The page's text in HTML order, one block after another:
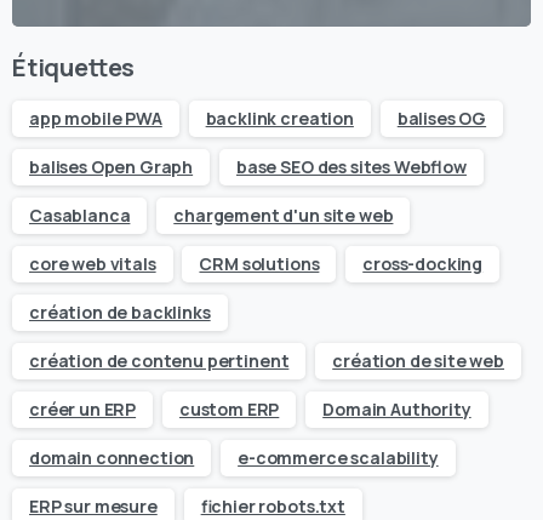
Étiquettes
app mobile PWA backlink creation balises OG
balises Open Graph base SEO des sites Webflow
Casablanca chargement d'un site web
core web vitals CRM solutions cross-docking
création de backlinks
création de contenu pertinent création de site web
créer un ERP custom ERP Domain Authority
domain connection e-commerce scalability
ERP sur mesure fichier robots.txt